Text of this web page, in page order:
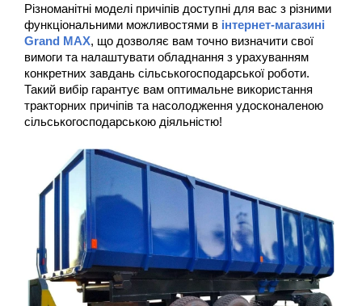
Різноманітні моделі причіпів доступні для вас з різними
функціональними можливостями в інтернет-магазині
Grand MAX, що дозволяє вам точно визначити свої
вимоги та налаштувати обладнання з урахуванням
конкретних завдань сільськогосподарської роботи.
Такий вибір гарантує вам оптимальне використання
тракторних причіпів та насолодження удосконаленою
сільськогосподарською діяльністю!